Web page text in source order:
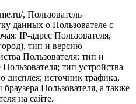
, Пользователь
данных о Пользователе с
IP-адрес Пользователя,
тип и версию
Пользователя; тип и
тип устройства
дисплея; источник трафика,
Пользователя, а также
на сайте.